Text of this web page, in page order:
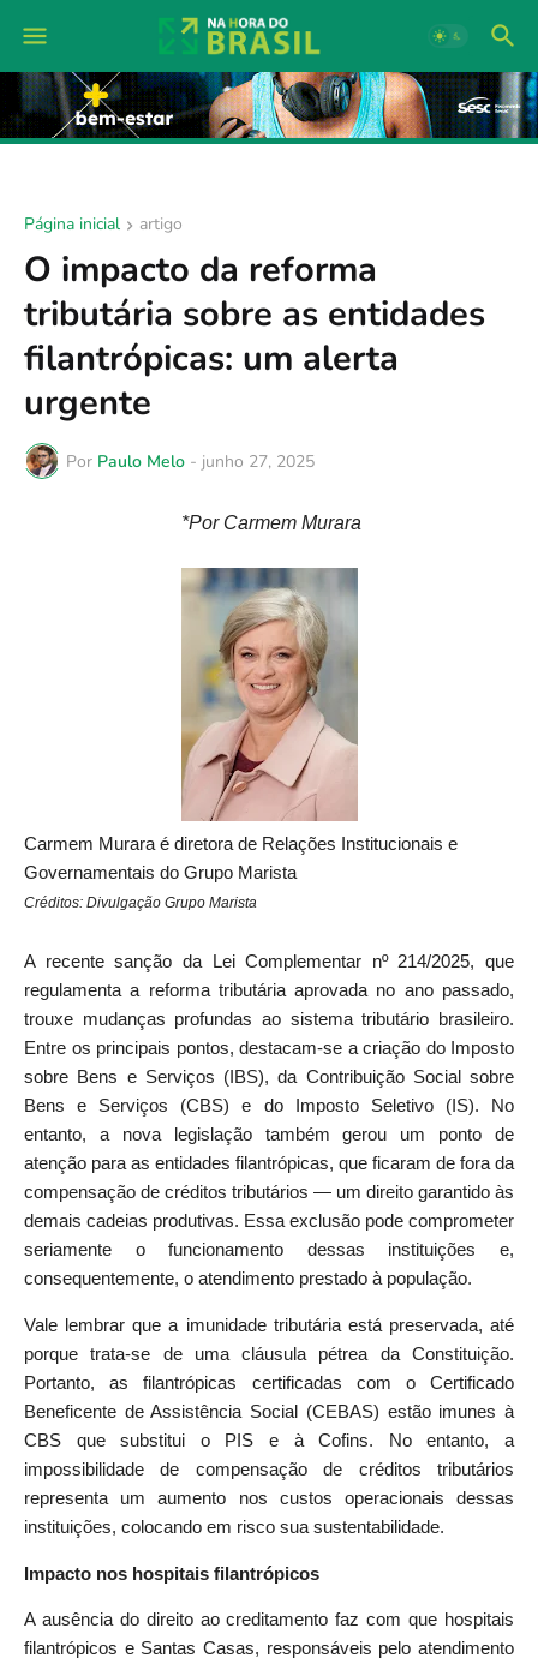
Página inicial artigo
O impacto da reforma
tributária sobre as entidades
filantrópicas: um alerta
urgente
Por Paulo Melo - junho 27, 2025
*Por Carmem Murara
Carmem Murara é diretora de Relações Institucionais e
Governamentais do Grupo Marista
Créditos: Divulgação Grupo Marista
A recente sanção da Lei Complementar nº 214/2025, que
regulamenta a reforma tributária aprovada no ano passado,
trouxe mudanças profundas ao sistema tributário brasileiro.
Entre os principais pontos, destacam-se a criação do Imposto
sobre Bens e Serviços (IBS), da Contribuição Social sobre
Bens e Serviços (CBS) e do Imposto Seletivo (IS). No
entanto, a nova legislação também gerou um ponto de
atenção para as entidades filantrópicas, que ficaram de fora da
compensação de créditos tributários — um direito garantido às
demais cadeias produtivas. Essa exclusão pode comprometer
seriamente o funcionamento dessas instituições e,
consequentemente, o atendimento prestado à população.
Vale lembrar que a imunidade tributária está preservada, até
porque trata-se de uma cláusula pétrea da Constituição.
Portanto, as filantrópicas certificadas com o Certificado
Beneficente de Assistência Social (CEBAS) estão imunes à
CBS que substitui o PIS e à Cofins. No entanto, a
impossibilidade de compensação de créditos tributários
representa um aumento nos custos operacionais dessas
instituições, colocando em risco sua sustentabilidade.
Impacto nos hospitais filantrópicos
A ausência do direito ao creditamento faz com que hospitais
filantrópicos e Santas Casas, responsáveis pelo atendimento